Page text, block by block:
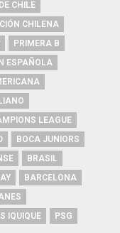
CHILE
CHILENA
PRIMERA B
ESPAÑOLA
LEAGUE
BOCA JUNIORS
BRASIL
BARCELONA
IQUIQUE PSG